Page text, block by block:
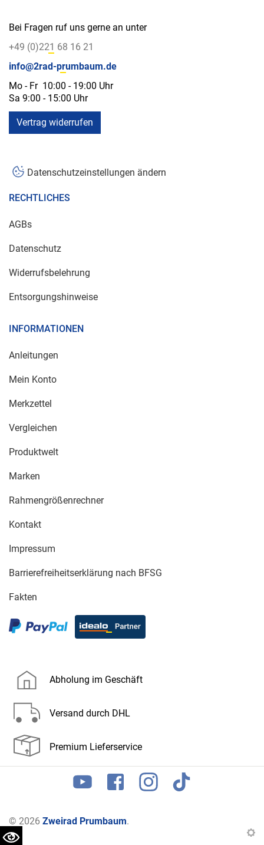
Bei Fragen ruf uns gerne an unter
+49 (0)221 68 16 21
info@2rad-prumbaum.de
Mo - Fr 10:00 - 19:00 Uhr
Sa 9:00 - 15:00 Uhr
Vertrag widerrufen
Datenschutzeinstellungen ändern
RECHTLICHES
AGBs
Datenschutz
Widerrufsbelehrung
Entsorgungshinweise
INFORMATIONEN
Anleitungen
Mein Konto
Merkzettel
Vergleichen
Produktwelt
Marken
Rahmengrößenrechner
Kontakt
Impressum
Barrierefreiheitserklärung nach BFSG
Fakten
Abholung im Geschäft
Versand durch DHL
Premium Lieferservice
© 2026 Zweirad Prumbaum.